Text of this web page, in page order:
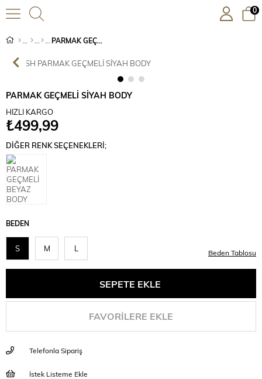
0
PARMAK GEÇMELİ SİYAH BODY
PARMAK GEÇMELİ SİYAH BODY
HIZLI KARGO
₺499,99
DIĞER RENK SEÇENEKLERI;
BEDEN
S M L Beden Tablosu
FAVORILERE EKLE
Telefonla Sipariş
İstek Listeme Ekle